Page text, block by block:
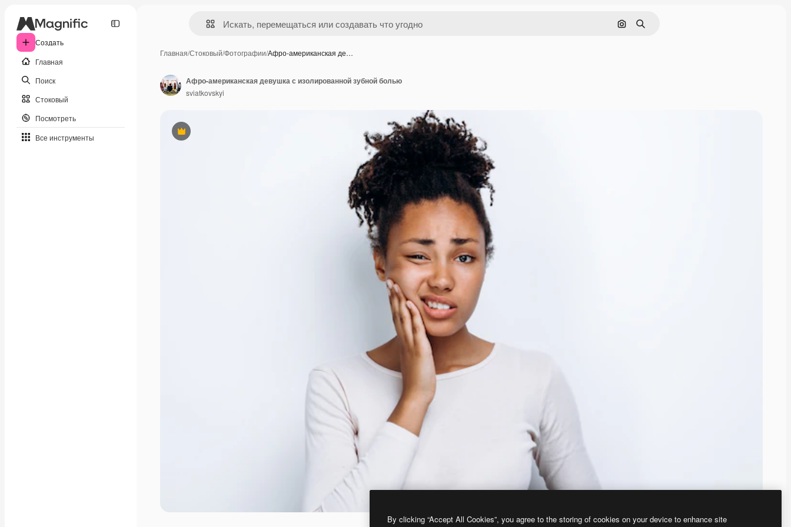
Создать
Главная
Поиск
Стоковый
Посмотреть
Все инструменты
Поиск по изображению
Поиск
Главная/Стоковый/Фотографии/Афро-американская де…
Премиум
Афро-американская девушка с изолированной зубной болью
sviatkovskyi
By clicking “Accept All Cookies”, you agree to the storing of cookies on your device to enhance site